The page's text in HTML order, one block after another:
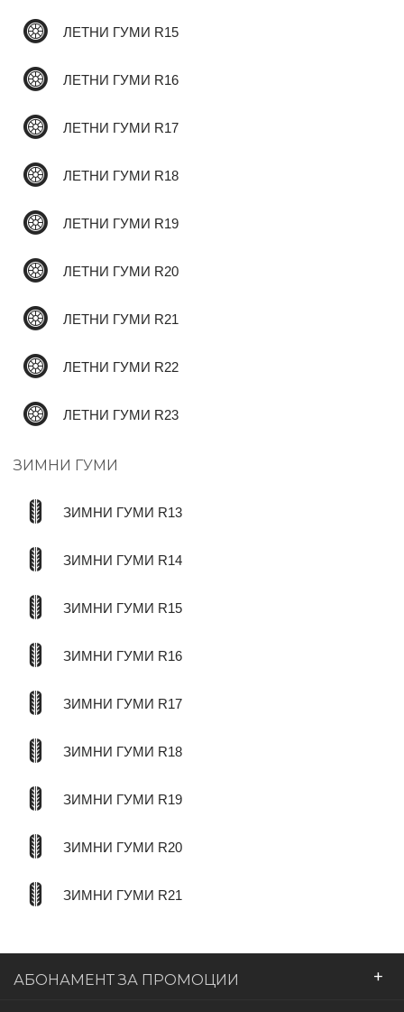
ЛЕТНИ ГУМИ R15
ЛЕТНИ ГУМИ R16
ЛЕТНИ ГУМИ R17
ЛЕТНИ ГУМИ R18
ЛЕТНИ ГУМИ R19
ЛЕТНИ ГУМИ R20
ЛЕТНИ ГУМИ R21
ЛЕТНИ ГУМИ R22
ЛЕТНИ ГУМИ R23
ЗИМНИ ГУМИ
ЗИМНИ ГУМИ R13
ЗИМНИ ГУМИ R14
ЗИМНИ ГУМИ R15
ЗИМНИ ГУМИ R16
ЗИМНИ ГУМИ R17
ЗИМНИ ГУМИ R18
ЗИМНИ ГУМИ R19
ЗИМНИ ГУМИ R20
ЗИМНИ ГУМИ R21
АБОНАМЕНТ ЗА ПРОМОЦИИ +